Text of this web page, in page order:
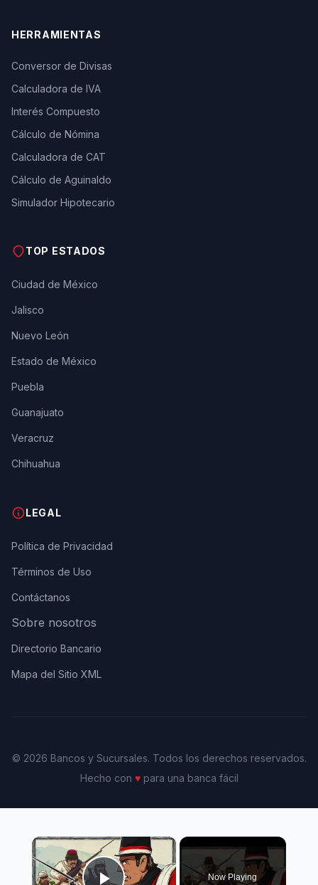
HERRAMIENTAS
Conversor de Divisas
Calculadora de IVA
Interés Compuesto
Cálculo de Nómina
Calculadora de CAT
Cálculo de Aguinaldo
Simulador Hipotecario
TOP ESTADOS
Ciudad de México
Jalisco
Nuevo León
Estado de México
Puebla
Guanajuato
Veracruz
Chihuahua
LEGAL
Política de Privacidad
Términos de Uso
Contáctanos
Sobre nosotros
Directorio Bancario
Mapa del Sitio XML
© 2026 Bancos y Sucursales. Todos los derechos reservados.
Hecho con ♥para una banca fácil
×
Now Playing